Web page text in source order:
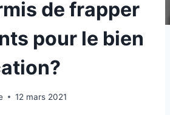
de frapper
pour le bien
12 mars 2021